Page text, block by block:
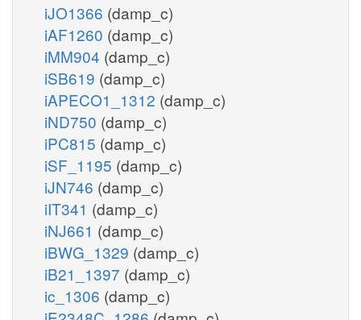
iJO1366 (damp_c)
iAF1260 (damp_c)
iMM904 (damp_c)
iSB619 (damp_c)
iAPECO1_1312 (damp_c)
iND750 (damp_c)
iPC815 (damp_c)
iSF_1195 (damp_c)
iJN746 (damp_c)
iIT341 (damp_c)
iNJ661 (damp_c)
iBWG_1329 (damp_c)
iB21_1397 (damp_c)
ic_1306 (damp_c)